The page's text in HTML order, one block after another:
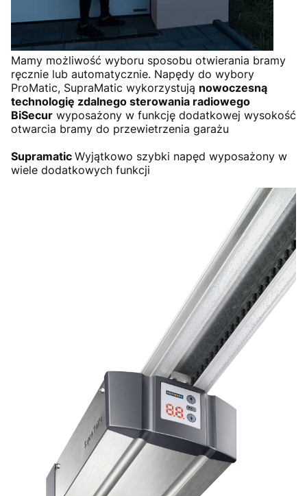
Mamy możliwość wyboru sposobu otwierania bramy
ręcznie lub automatycznie. Napędy do wybory
ProMatic, SupraMatic wykorzystują nowoczesną
technologię zdalnego sterowania radiowego
BiSecur wyposażony w funkcję dodatkowej wysokość
otwarcia bramy do przewietrzenia garażu
Supramatic Wyjątkowo szybki napęd wyposażony w
wiele dodatkowych funkcji